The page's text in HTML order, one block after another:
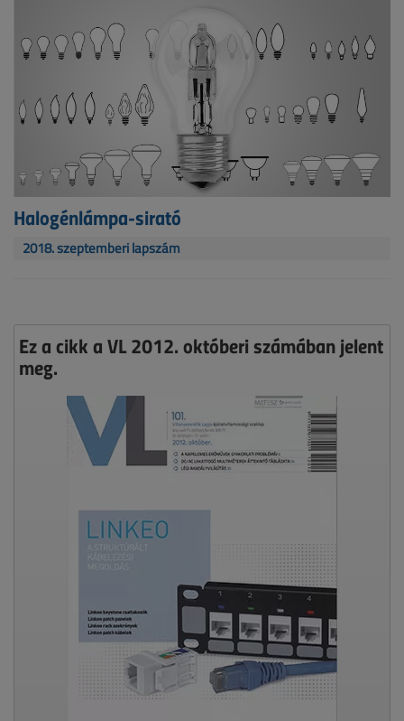
Halogénlámpa-sirató
2018. szeptemberi lapszám
Ez a cikk a VL 2012. októberi számában jelent
meg.